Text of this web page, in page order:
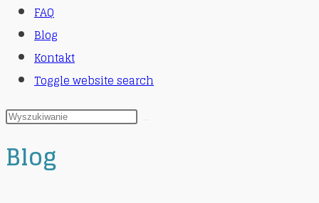
FAQ
Blog
Kontakt
Toggle website search
Blog